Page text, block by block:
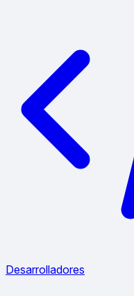
Desarrolladores